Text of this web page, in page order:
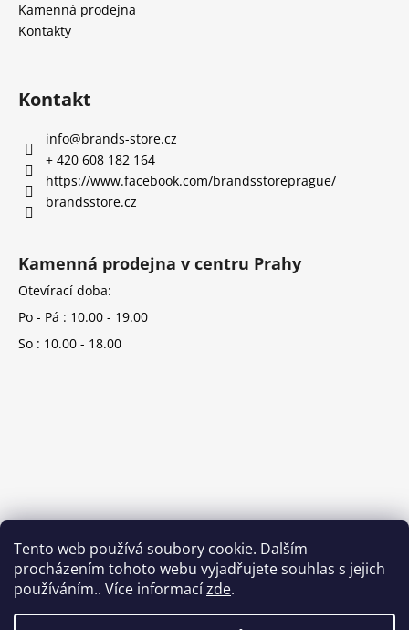
Tento web používá soubory cookie. Dalším
procházením tohoto webu vyjadřujete souhlas s jejich
používáním.. Více informacízde.
Kamenná prodejna
Kontakty
Kontakt
info@brands-store.cz
+ 420 608 182 164
https://www.facebook.com/brandsstoreprague/
brandsstore.cz
Kamenná prodejna v centru Prahy
Otevírací doba:
Po - Pá : 10.00 - 19.00
So : 10.00 - 18.00